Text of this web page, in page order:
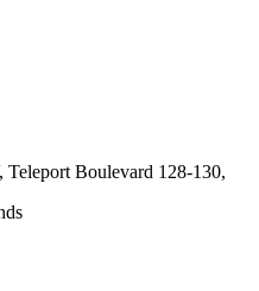
Teleport Boulevard 128-130,